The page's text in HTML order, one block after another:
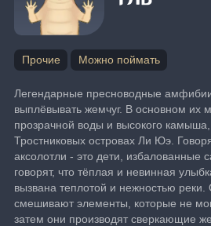
Прочие Можно поймать
Легендарные пресноводные
выплёвывать жемчуг. В основном их
прозрачной воды и высокого
Тростниковых островах Ли Юэ.
аксолотли - это дети, избалованные
говорят, что тёплая и невинная
вызвана теплотой и нежностью
смешивают элементы, которые не
затем они производят сверкающие